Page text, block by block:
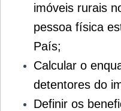
imóveis rurais
pessoa física
País;
Calcular o
detentores do
Definir os